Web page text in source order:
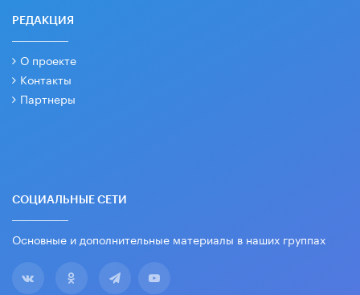
РЕДАКЦИЯ
О проекте
Контакты
Партнеры
СОЦИАЛЬНЫЕ СЕТИ
Основные и дополнительные материалы в наших группах